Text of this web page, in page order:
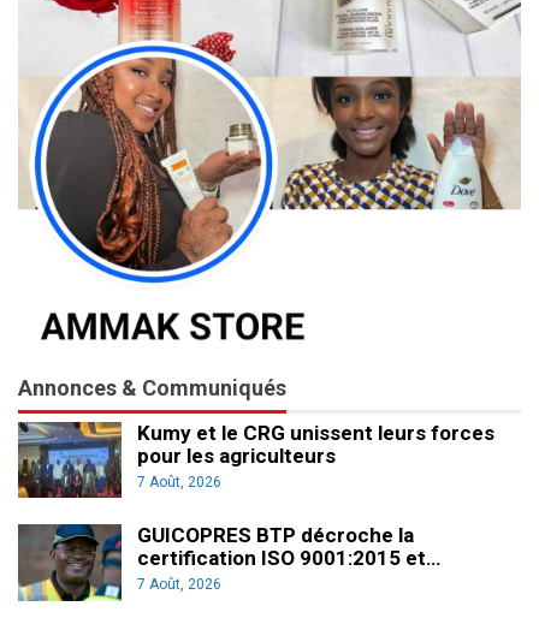
Annonces & Communiqués
Kumy et le CRG unissent leurs forces
pour les agriculteurs
7 Août, 2026
GUICOPRES BTP décroche la
certification ISO 9001:2015 et…
7 Août, 2026